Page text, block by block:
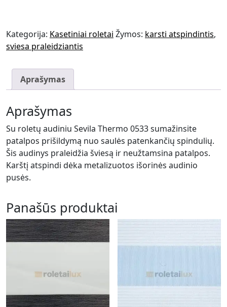
Kategorija: Kasetiniai roletai Žymos: karsti atspindintis,
sviesa praleidziantis
Aprašymas
Aprašymas
Su roletų audiniu Sevila Thermo 0533 sumažinsite
patalpos prišildymą nuo saulės patenkančių spindulių.
Šis audinys praleidžia šviesą ir neužtamsina patalpos.
Karštį atspindi dėka metalizuotos išorinės audinio
pusės.
Panašūs produktai